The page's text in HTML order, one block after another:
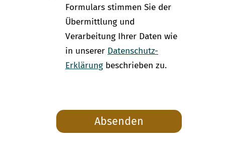
Formulars stimmen Sie der
Übermittlung und
Verarbeitung Ihrer Daten wie
in unserer Datenschutz-
Erklärung beschrieben zu.